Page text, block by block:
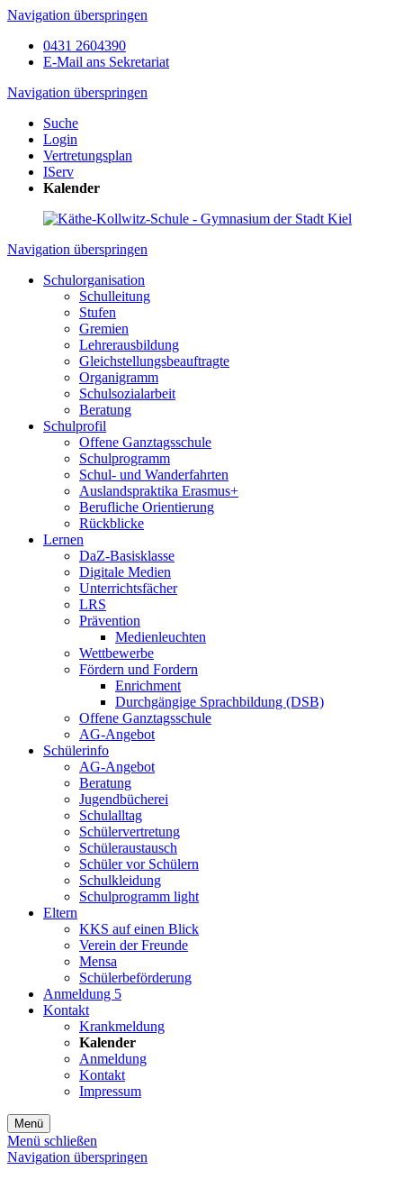
Navigation überspringen
0431 2604390
E-Mail ans Sekretariat
Navigation überspringen
Suche
Login
Vertretungsplan
IServ
Kalender
Navigation überspringen
Schulorganisation
Schulleitung
Stufen
Gremien
Lehrerausbildung
Gleichstellungsbeauftragte
Organigramm
Schulsozialarbeit
Beratung
Schulprofil
Offene Ganztagsschule
Schulprogramm
Schul- und Wanderfahrten
Auslandspraktika Erasmus+
Berufliche Orientierung
Rückblicke
Lernen
DaZ-Basisklasse
Digitale Medien
Unterrichtsfächer
LRS
Prävention
Medienleuchten
Wettbewerbe
Fördern und Fordern
Enrichment
Durchgängige Sprachbildung (DSB)
Offene Ganztagsschule
AG-Angebot
Schülerinfo
AG-Angebot
Beratung
Jugendbücherei
Schulalltag
Schülervertretung
Schüleraustausch
Schüler vor Schülern
Schulkleidung
Schulprogramm light
Eltern
KKS auf einen Blick
Verein der Freunde
Mensa
Schülerbeförderung
Anmeldung 5
Kontakt
Krankmeldung
Kalender
Anmeldung
Kontakt
Impressum
Menü
Menü schließen
Navigation überspringen